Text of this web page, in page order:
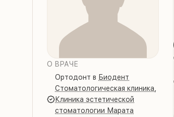
О ВРАЧЕ
Ортодонт в Биодент
Стоматологическая клиника
Клиника эстетической
стоматологии Марата